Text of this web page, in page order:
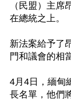
（民盟）主
在總統之上。
新法案給予了
門和議會的相
4月4日，緬甸
長名單，他們